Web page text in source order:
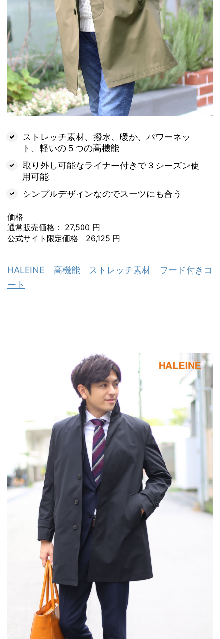
ストレッチ素材、撥水、暖か、パワーネッ
ト、軽いの５つの高機能
取り外し可能なライナー付きで３シーズン使
用可能
シンプルデザインなのでスーツにも合う
価格
通常販売価格： 27,500 円
公式サイト限定価格：26,125 円
HALEINE 高機能 ストレッチ素材 フード付きコ
ート